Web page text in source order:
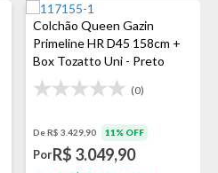
Colchão Queen Gazin
Primeline HR D45 158cm +
Box Tozatto Uni - Preto
(0)
De R$ 3.429,90 11% OFF
PorR$ 3.049,90